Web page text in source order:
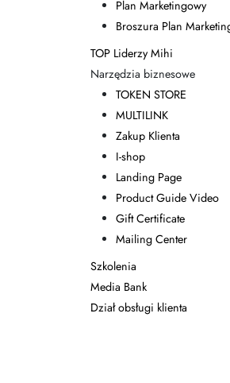
Plan Marketingowy
Broszura Plan
TOP Liderzy Mihi
Narzędzia biznesowe
TOKEN STORE
MULTILINK
Zakup Klienta
I-shop
Landing Page
Product Guide Video
Gift Certificate
Mailing Center
Szkolenia
Media Bank
Dział obsługi klienta